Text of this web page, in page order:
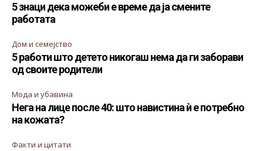
5 знаци дека можеби е време да ја смените
работата
Дом и семејство
5 работи што детето никогаш нема да ги заборави
од своите родители
Мода и убавина
Нега на лице после 40: што навистина ѝ е потребно
на кожата?
Факти и цитати